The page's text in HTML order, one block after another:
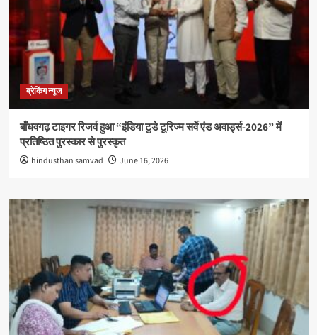
ब्रेकिंग न्यूज
बाँधवगढ़ टाइगर रिजर्व हुआ “इंडिया टुडे टूरिज्म सर्वे एंड अवार्ड्स-2026” में
प्रतिष्ठित पुरस्कार से पुरस्कृत
hindusthan samvad June 16, 2026